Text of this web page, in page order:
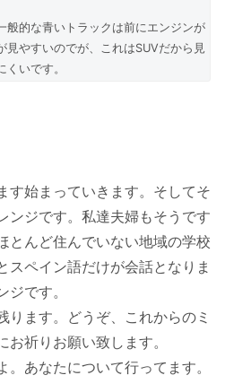
般的な青いトラックは前にエンジンが
見やすいのでが、これはSUVだから見
くいです。
す始まっていきます。そしてそ
ンジです。私達夫婦もそうです
とんど住んでいない地域の学校
スペイン語だけが会話となりま
です。
ります。どうぞ、これからのミ
祈りお願い致します。
あなたについて行ってます。